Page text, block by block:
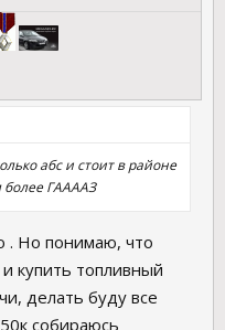
абс и стоит в районе
более ГААААЗ
. Но понимаю, что
купить топливный
делать буду все
собираюсь